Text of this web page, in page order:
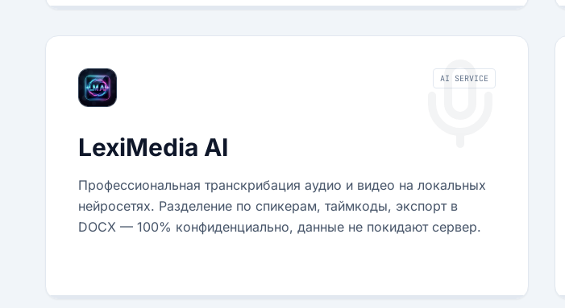
AI SERVICE
LexiMedia AI
Профессиональная транскрибация аудио и видео на локальных
нейросетях. Разделение по спикерам, таймкоды, экспорт в
DOCX — 100% конфиденциально, данные не покидают сервер.